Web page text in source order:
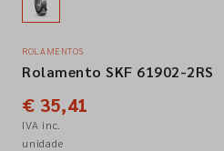
Siga-nos nas redes sociais
ROLAMENTOS
Rolamento SKF 61902-2RS
€ 35,41
IVA inc.
unidade